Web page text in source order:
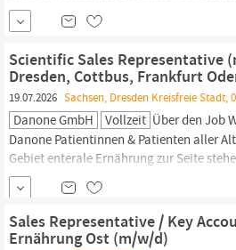
Unternehmens (Stückgut, Teil- und
Kontraktlogistik) an Großkonzerne und
Targeting und Prospecting von
Verkaufsgebiet Erstellung und
Forecasts &
Scientific Sales Representative
Dresden, Cottbus, Frankfurt
19.07.2026 Sachsen, Dresden Kreisfreie Stadt,
Danone GmbH Vollzeit Über den Job
Danone Patientinnen & Patienten aller
Gebiet enterale Ernährung zur Seite
Vision mit uns zu teilen und einen
vieler Menschen zu haben? Dann werde
Teams! Als Scientific
Sales Representative
Sales Representative / Key
Ernährung Ost (m/w/d)